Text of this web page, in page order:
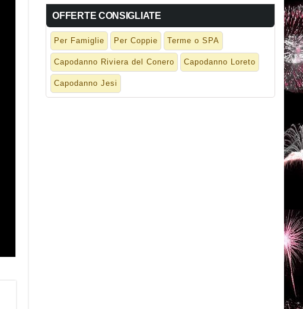
OFFERTE CONSIGLIATE
Per Famiglie Per Coppie Terme o SPA
Capodanno Riviera del Conero Capodanno Loreto
Capodanno Jesi